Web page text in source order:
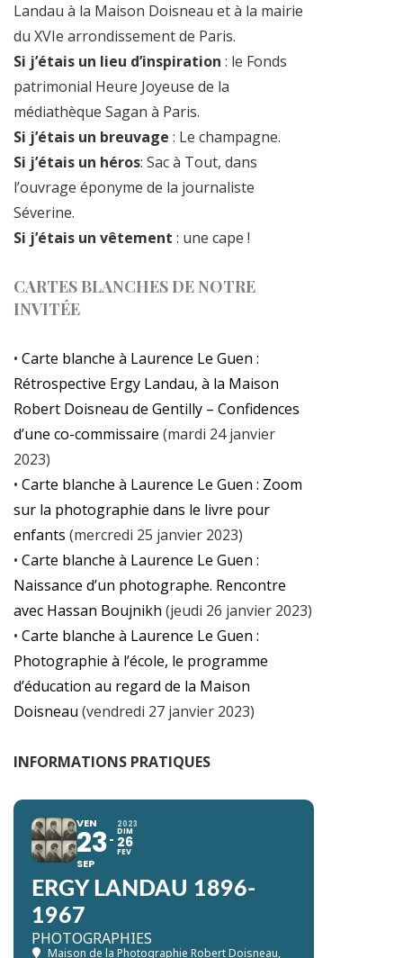
Landau à la Maison Doisneau et à la mairie
du XVIe arrondissement de Paris.
Si j’étais un lieu d’inspiration : le Fonds
patrimonial Heure Joyeuse de la
médiathèque Sagan à Paris.
Si j’étais un breuvage : Le champagne.
Si j’étais un héros: Sac à Tout, dans
l’ouvrage éponyme de la journaliste
Séverine.
Si j’étais un vêtement : une cape !
CARTES BLANCHES DE NOTRE
INVITÉE
• Carte blanche à Laurence Le Guen :
Rétrospective Ergy Landau, à la Maison
Robert Doisneau de Gentilly – Confidences
d’une co-commissaire (mardi 24 janvier
2023)
• Carte blanche à Laurence Le Guen : Zoom
sur la photographie dans le livre pour
enfants (mercredi 25 janvier 2023)
• Carte blanche à Laurence Le Guen :
Naissance d’un photographe. Rencontre
avec Hassan Boujnikh (jeudi 26 janvier 2023)
• Carte blanche à Laurence Le Guen :
Photographie à l’école, le programme
d’éducation au regard de la Maison
Doisneau (vendredi 27 janvier 2023)
INFORMATIONS PRATIQUES
VEN
23
SEP
2023
DIM
26
FEV
ERGY LANDAU 1896-
1967
PHOTOGRAPHIES
Maison de la Photographie Robert Doisneau,